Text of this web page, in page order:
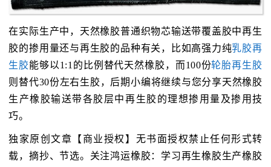
在实际生产中，天然橡胶普通织物芯输送带覆盖胶中再生
胶的掺用量还与再生胶的品种有关，比如高强力纯乳胶再
生胶能够以1:1的比例替代天然橡胶，而100份轮胎再生胶
则替代30份左右生胶，后期小编将继续与您分享天然橡胶
生产橡胶输送带各胶层中再生胶的理想掺用量及掺用技
巧。
独家原创文章【商业授权】无书面授权禁止任何形式转
载，摘抄、节选。关注鸿运橡胶：学习再生橡胶生产橡胶